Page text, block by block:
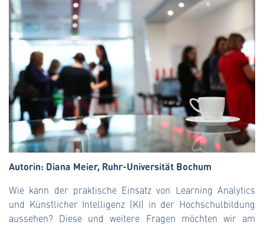
Autorin: Diana Meier, Ruhr-Universität Bochum
Wie kann der praktische Einsatz von Learning Analytics
und Künstlicher Intelligenz (KI) in der Hochschulbildung
aussehen? Diese und weitere Fragen möchten wir am